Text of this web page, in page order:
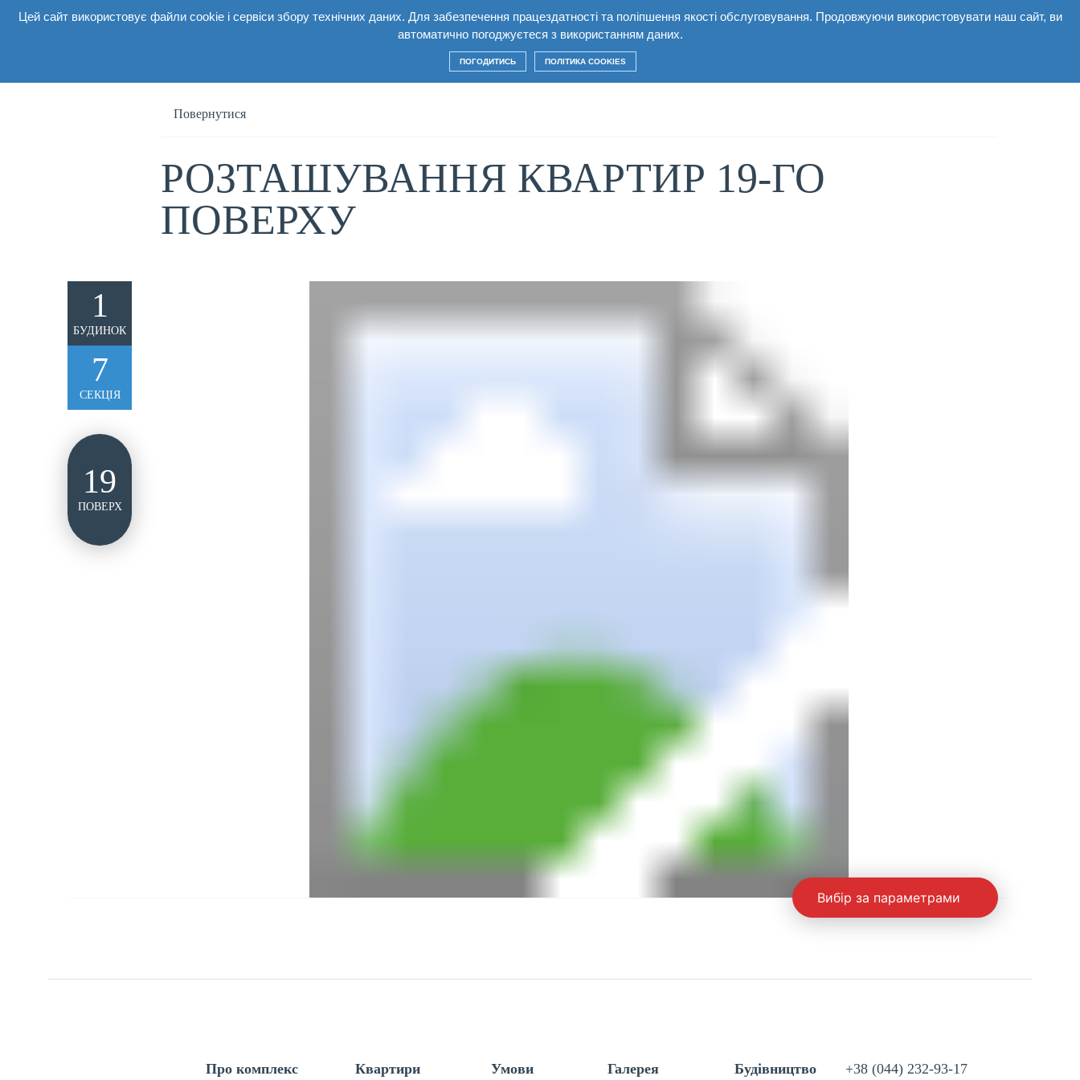
Цей сайт використовує файли cookie і сервіси збору технічних даних. Для забезпечення працездатності та поліпшення якості обслуговування. Продовжуючи використовувати наш сайт, ви
автоматично погоджуєтеся з використанням даних.
ПОГОДИТИСЬ ПОЛІТИКА COOKIES
Про комплекс Квартири Умови Будівництво Комерційні Галерея Новини Контакти
Повернутися
РОЗТАШУВАННЯ КВАРТИР 19-ГО
ПОВЕРХУ
1
БУДИНОК
7
СЕКЦІЯ
19
ПОВЕРХ
Вибір за параметрами
Про комплекс Квартири Умови Галерея Будівництво
+38 (044) 232-93-17